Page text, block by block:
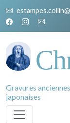
Gravures
japonaises